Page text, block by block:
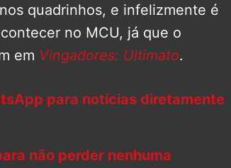
quadrinhos, e infelizmente é
no MCU, já que o
em Vingadores: Ultimato.
para notícias diretamente
não perder nenhuma